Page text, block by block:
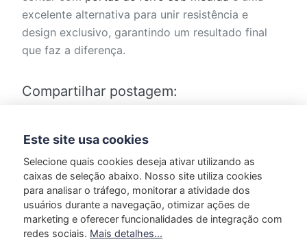
excelente alternativa para unir resistência e
design exclusivo, garantindo um resultado final
que faz a diferença.
Compartilhar postagem:
Marcado em: Design Sustentável
Este site usa cookies
Selecione quais cookies deseja ativar utilizando as
caixas de seleção abaixo. Nosso site utiliza cookies
para analisar o tráfego, monitorar a atividade dos
usuários durante a navegação, otimizar ações de
marketing e oferecer funcionalidades de integração com
redes sociais. Mais detalhes...